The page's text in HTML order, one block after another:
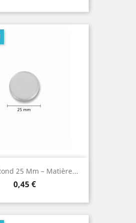
25 Mm – Matière...
Prix
0,45 €